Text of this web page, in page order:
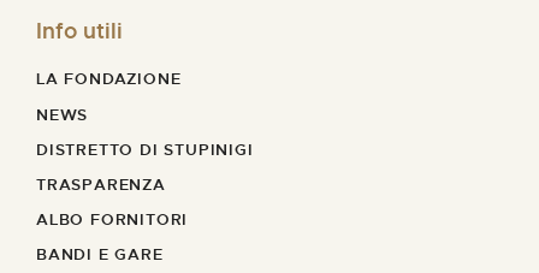
Info utili
LA FONDAZIONE
NEWS
DISTRETTO DI STUPINIGI
TRASPARENZA
ALBO FORNITORI
BANDI E GARE